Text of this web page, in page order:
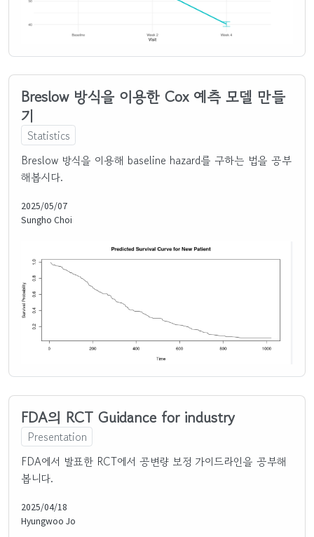
Breslow 방식을 이용한 Cox 예측 모델 만들
기
Statistics
Breslow 방식을 이용해 baseline hazard를 구하는 법을 공부
해봅시다.
2025/05/07
Sungho Choi
FDA의 RCT Guidance for industry
Presentation
FDA에서 발표한 RCT에서 공변량 보정 가이드라인을 공부해
봅니다.
2025/04/18
Hyungwoo Jo